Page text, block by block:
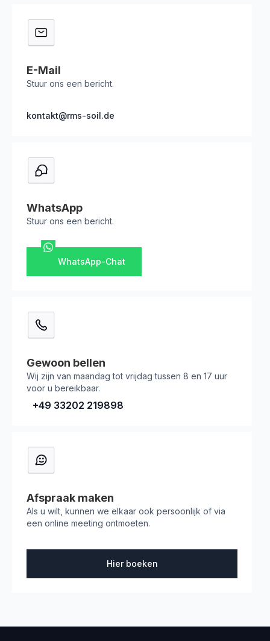
E-Mail
Stuur ons een bericht.
kontakt@rms-soil.de
WhatsApp
Stuur ons een bericht.
WhatsApp-Chat
Gewoon bellen
Wij zijn van maandag tot vrijdag tussen 8 en 17 uur
voor u bereikbaar.
+49 33202 219898
Afspraak maken
Als u wilt, kunnen we elkaar ook persoonlijk of via
een online meeting ontmoeten.
Hier boeken